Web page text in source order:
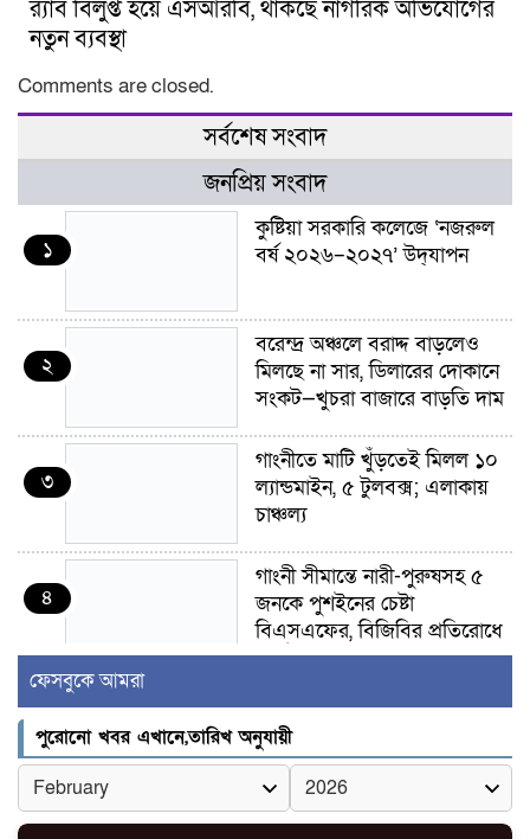
র‍্যাব বিলুপ্ত হয়ে এসআরবি, থাকছে নাগরিক অভিযোগের
নতুন ব্যবস্থা
Comments are closed.
সর্বশেষ সংবাদ
জনপ্রিয় সংবাদ
১
কুষ্টিয়া সরকারি কলেজে ‘নজরুল
বর্ষ ২০২৬–২০২৭’ উদ্‌যাপন
২
বরেন্দ্র অঞ্চলে বরাদ্দ বাড়লেও
মিলছে না সার, ডিলারের দোকানে
সংকট—খুচরা বাজারে বাড়তি দাম
৩
গাংনীতে মাটি খুঁড়তেই মিলল ১০
ল্যান্ডমাইন, ৫ টুলবক্স; এলাকায়
চাঞ্চল্য
৪
গাংনী সীমান্তে নারী-পুরুষসহ ৫
জনকে পুশইনের চেষ্টা
বিএসএফের, বিজিবির প্রতিরোধে
ব্যর্থ
৫
ইবির জুলাই-৩৬ হলে
রুমমেটদের গোপন ছবি প্রেমিকের
কাছে পাঠানোর অভিযোগ, ক্ষোভ
ও আতঙ্ক শিক্ষার্থীদের
ফেসবুকে আমরা
পুরোনো খবর এখানে,তারিখ অনুযায়ী